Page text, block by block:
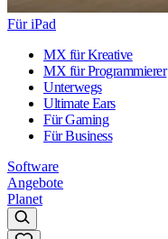
Für iPad
MX für Kreative
MX für Programmierer
Unterwegs
Ultimate Ears
Für Gaming
Für Business
Software
Angebote
Planet